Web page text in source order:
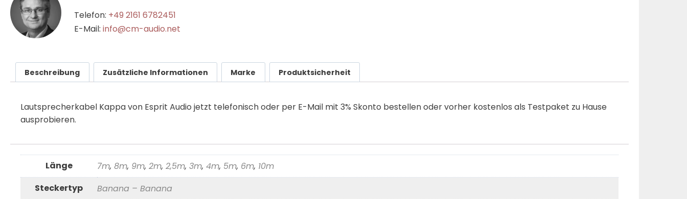
Telefon: +49 2161 6782451
E-Mail: info@cm-audio.net
Beschreibung Zusätzliche Informationen Marke Produktsicherheit
Lautsprecherkabel Kappa von Esprit Audio jetzt telefonisch oder per E-Mail mit 3% Skonto bestellen oder vorher kostenlos als Testpaket zu Hause
ausprobieren.
Länge 7m, 8m, 9m, 2m, 2,5m, 3m, 4m, 5m, 6m, 10m
Steckertyp
Banana – Banana